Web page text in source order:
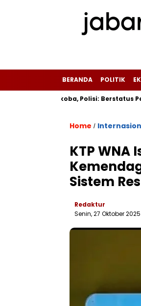
BERANDA POLITIK
Narkoba, Polisi: Berstatus
Home /
‎KTP
Sistem
Redaktur
Senin, 27 Oktober 2025